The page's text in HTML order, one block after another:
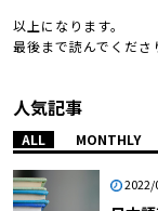
以上になります。
最後まで読んでくださ
人気記事
ALL MONTHLY